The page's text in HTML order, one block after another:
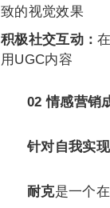
致的视觉效果
积极社交互动：
用UGC内容
02 情感营销
针对自我实
耐克是一个